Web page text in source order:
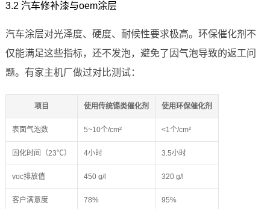
3.2 汽车修补漆与oem涂层
汽车涂层对光泽度、硬度、耐候性要求极高。环保催化剂不
仅能满足这些指标，还不发泡，避免了因气泡导致的返工问
题。有家主机厂做过对比测试：
项目 使用传统锡类催化剂 使用环保催化剂
表面气泡数 5~10个/cm² <1个/cm²
固化时间（23℃） 4小时 3.5小时
voc排放值 450 g/l 320 g/l
客户满意度 78% 95%